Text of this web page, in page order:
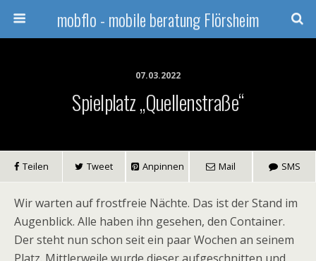
mobflo - mobile beratung Flörsheim
07.03.2022
Spielplatz „Quellenstraße“
Teilen Tweet Anpinnen Mail SMS
Wir warten auf frostfreie Nächte. Das ist der Stand im
Augenblick. Alle haben ihn gesehen, den Container.
Der steht nun schon seit ein paar Wochen an seinem